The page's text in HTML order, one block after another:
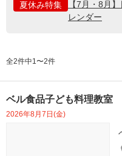
夏休み特集
【7月・8月
レンダー
全2件中1〜2件
ベル食品子ども料理教室
2026年8月7日(金)